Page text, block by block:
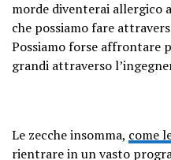
morde diventerai allergico
che possiamo fare
Possiamo forse affrontare
grandi attraverso
Le zecche insomma, come
rientrare in un vasto